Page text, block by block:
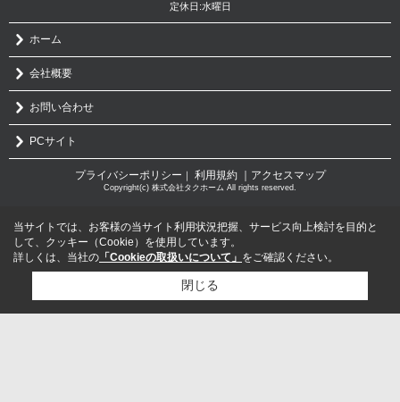
定休日:水曜日
ホーム
会社概要
お問い合わせ
PCサイト
プライバシーポリシー 利用規約 ｜アクセスマップ
Copyright(c) 株式会社タクホーム All rights reserved.
当サイトでは、お客様の当サイト利用状況把握、サービス向上検討を目的と
して、クッキー（Cookie）を使用しています。
詳しくは、当社の 「Cookieの取扱いについて」 をご確認ください。
閉じる